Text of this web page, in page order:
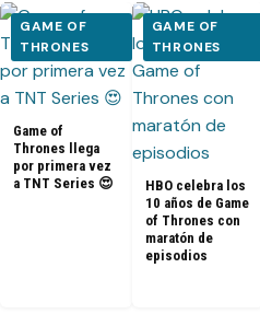
GAME OF
THRONES
Game of
Thrones llega
por primera vez
a TNT Series 😍
GAME OF
THRONES
HBO celebra los
10 años de Game
of Thrones con
maratón de
episodios